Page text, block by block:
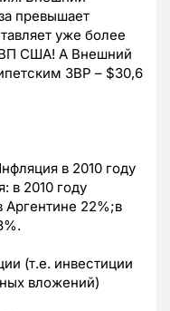
превышает
уже более
США! А Внешний
ЗВР – $30,6
в 2010 году
в 2010 году
22%;в
(т.е. инвестиции
вложений)